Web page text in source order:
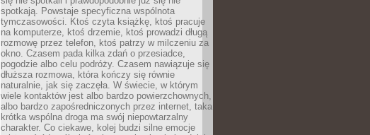
spotkają. Powstaje specyficzna wspólnota
tymczasowości. Ktoś czyta książkę, ktoś pracuje
na komputerze, ktoś drzemie, ktoś prowadzi długą
rozmowę przez telefon, ktoś patrzy w milczeniu za
okno. Czasem pada kilka zdań o przesiadce,
pogodzie albo celu podróży. Czasem nawiązuje się
dłuższa rozmowa, która kończy się równie
naturalnie, jak się zaczęła. W świecie, w którym
wiele kontaktów jest albo bardzo powierzchownych,
albo bardzo zapośredniczonych przez internet, taka
krótka wspólna droga ma swój niepowtarzalny
charakter. Co ciekawe, kolej budzi silne emocje